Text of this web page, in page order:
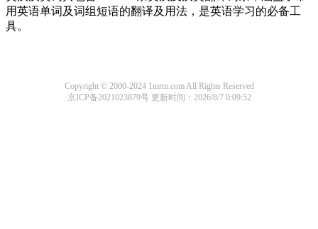
用英语单词及词组短语的翻译及用法，是英语学习的必备工
具。
Copyright © 2000-2024 1mrm.com All Rights Reserved
京ICP备2021023879号 更新时间：2026/8/7 0:09:52